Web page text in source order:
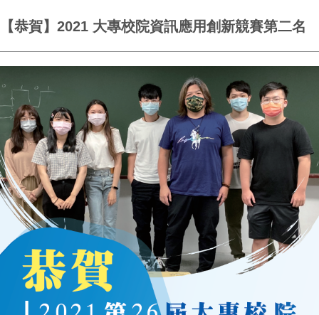
【恭賀】2021 大專校院資訊應用創新競賽第二名